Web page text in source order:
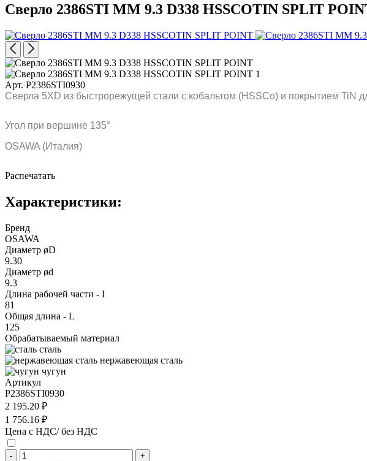
Сверло 2386STI MM 9.3 D338 HSSCOTIN SPLIT
Арт. P2386STI0930
Сверла 5XD из быстрорежущей стали с кобальтом (HSSCo) и покрытием TiN
Угол при вершине 135°
OSAWA (Италия)
Распечатать
Характеристики:
Бренд
OSAWA
Диаметр øD
9.30
Диаметр ød
9.3
Длина рабочей части - I
81
Общая длина - L
125
Обрабатываемый материал
сталь
нержавеющая сталь
чугун
Артикул
P2386STI0930
2 195.20 ₽
1 756.16 ₽
Цена с НДС/ без НДС
- +